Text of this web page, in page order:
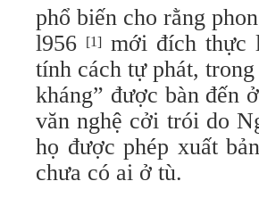
phổ biến cho rằng
l956
[1]mới đích thực
tính cách tự phát,
kháng” được bàn đến
văn nghệ cởi trói do
họ được phép xuất
chưa có ai ở tù.